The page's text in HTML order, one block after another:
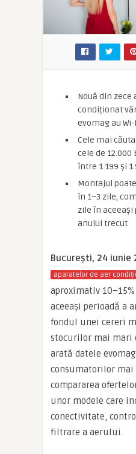
Nouă din zece
condiționat
evomag au Wi-
Cele mai
cele de 12.000
între 1.199 și
Montajul
în 1–3 zile,
zile în aceeași
anului trecut
București, 24 iunie
aparatelor de aer
aproximativ
aceeași perioadă a
fondul unei cereri
stocurilor mai mari
arată datele
consumatorilor
compararea
unor modele care
conectivitate,
filtrare a aerului.